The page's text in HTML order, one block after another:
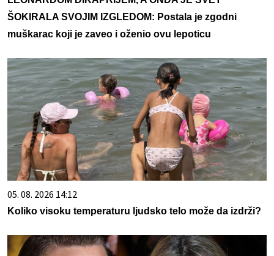
ŠOKIRALA SVOJIM IZGLEDOM: Postala je zgodni
muškarac koji je zaveo i oženio ovu lepoticu
05. 08. 2026 14:12
Koliko visoku temperaturu ljudsko telo može da izdrži?